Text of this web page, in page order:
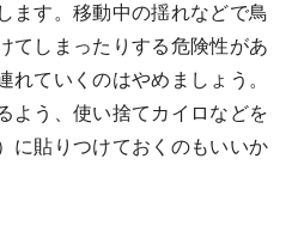
ます。移動中の揺れなどで鳥
てしまったりする危険性があ
れていくのはやめましょう。
よう、使い捨てカイロなどを
に貼りつけておくのもいいか